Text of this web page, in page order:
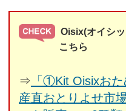
Oisix(オイシ
こちら
⇒ 「①Kit Oisixお
産直おとりよせ市